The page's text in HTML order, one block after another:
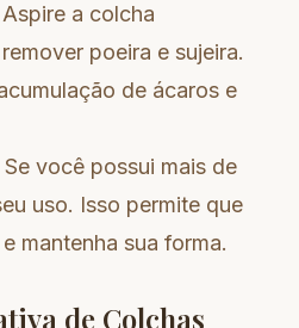
Aspire a colcha
poeira e sujeira.
de ácaros e
Se você possui mais de
uso. Isso permite que
mantenha sua forma.
de Colchas